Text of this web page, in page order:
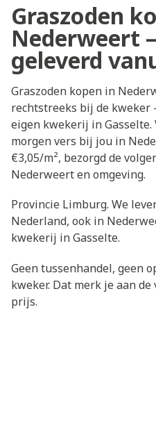
Graszoden
Nederweert
geleverd
Graszoden kopen in
rechtstreeks bij de kweker
eigen kwekerij in Gasselte.
morgen vers bij jou in
€3,05/m², bezorgd de
Nederweert en omgeving.
Provincie Limburg. We
Nederland, ook in
kwekerij in Gasselte.
Geen tussenhandel, geen
kweker. Dat merk je aan
prijs.